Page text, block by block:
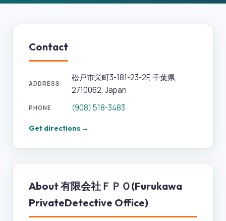
Contact
ADDRESS
松戸市栄町3-181-23-2F, 千葉県,
2710062, Japan
PHONE (908) 518-3483
Get directions →
About有限会社ＦＰＯ(Furukawa
PrivateDetective Office)